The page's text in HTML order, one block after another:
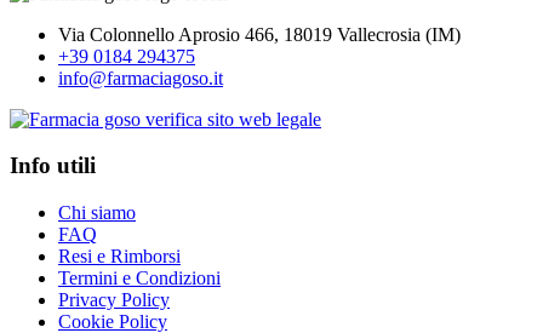
Via Colonnello Aprosio 466, 18019 Vallecrosia (IM)
+39 0184 294375
info@farmaciagoso.it
Info utili
Chi siamo
FAQ
Resi e Rimborsi
Termini e Condizioni
Privacy Policy
Cookie Policy